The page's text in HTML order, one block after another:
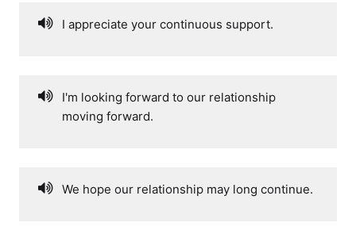
I appreciate your continuous support.
I'm looking forward to our relationship
moving forward.
We hope our relationship may long continue.